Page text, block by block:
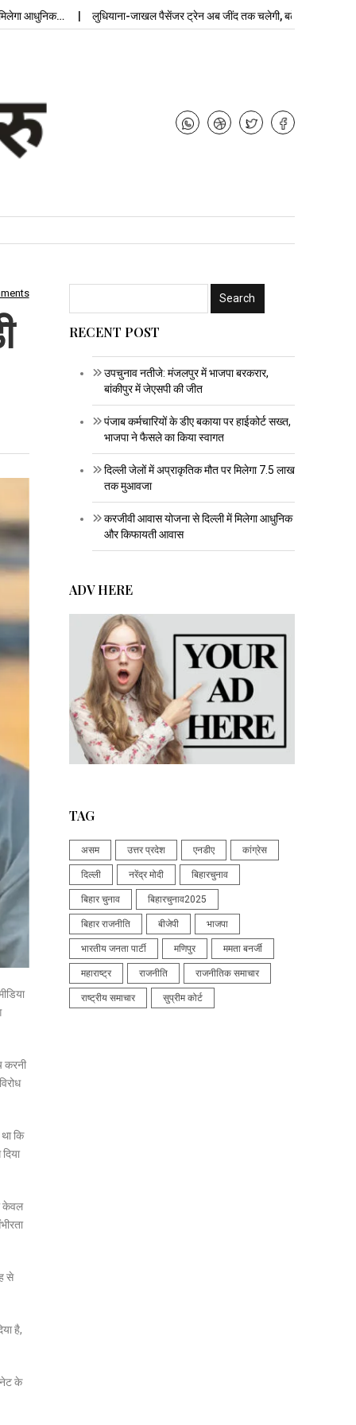
लुधियाना-जाखल पैसेंजर ट्रेन अब जींद तक चलेगी, बढ़ेगी…
करनी
कि
केवल
से
है,
के
RECENT POST
उपचुनाव नतीजे: मंजलपुर में भाजपा बरकरार,
बांकीपुर में जेएसपी की जीत
पंजाब कर्मचारियों के डीए बकाया पर हाईकोर्ट सख्त,
भाजपा ने फैसले का किया स्वागत
दिल्ली जेलों में अप्राकृतिक मौत पर मिलेगा 7.5 लाख
तक मुआवजा
करजीवी आवास योजना से दिल्ली में मिलेगा आधुनिक
और किफायती आवास
ADV HERE
TAG
असम उत्तर प्रदेश एनडीए कांग्रेस
दिल्ली नरेंद्र मोदी बिहारचुनाव
बिहार चुनाव बिहारचुनाव2025
बिहार राजनीति बीजेपी भाजपा
भारतीय जनता पार्टी मणिपुर ममता बनर्जी
महाराष्ट्र राजनीति राजनीतिक समाचार
राष्ट्रीय समाचार सुप्रीम कोर्ट